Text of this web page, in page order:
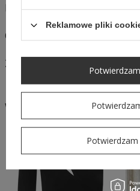
MATERIAŁY I PIELĘGNACJA
OPINIE
ZAPYTAJ O PRODUKT
W podobnym stylu
Reklamowe pliki